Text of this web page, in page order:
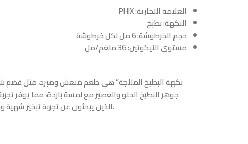
العلامة التجارية: PHIX
النكهة: بطيخ
حجم الخرطوشة: 6 مل لكل خرطوشة
مستوى النيكوتين: 36 ملغم/مل
جوهر البطيخ الحلو والعصير مع لمسة باردة، مما يوفر
الذين يبحثون عن تجربة تبخير شهية ومنشطة، حيث تقدم طعمًا لبرودة الصيف مع كل شهيق.